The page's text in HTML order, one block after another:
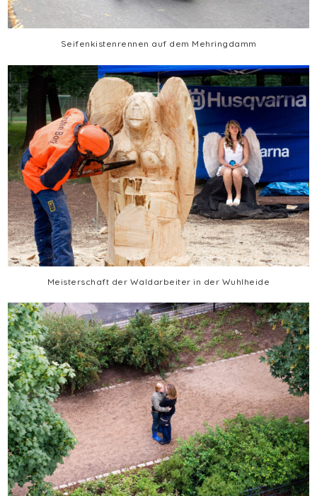
Seifenkistenrennen auf dem Mehringdamm
Meisterschaft der Waldarbeiter in der Wuhlheide